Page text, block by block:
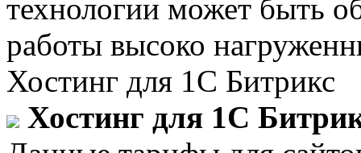
технологии может быть
работы высоко
Хостинг для 1С Битрикс
Хостинг для 1С